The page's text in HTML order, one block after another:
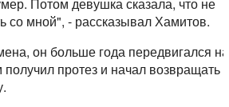
Потом девушка сказала, что не
со мной", - рассказывал Хамитов.
он больше года передвигался на
получил протез и начал возвращать